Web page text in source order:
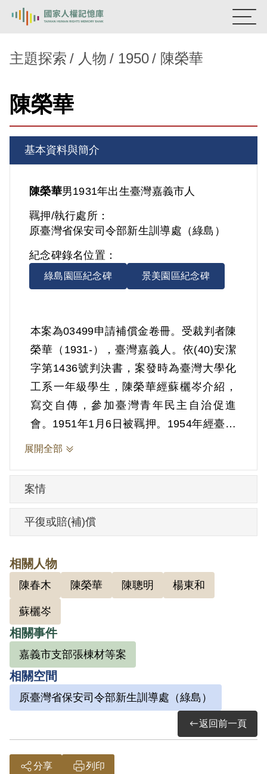
新生訓導處
主題探索
背景知識
關於我們
意見信箱
主題探索 人物 1950 陳榮華
陳榮華
基本資料與簡介
陳榮華男1931年出生臺灣嘉義市人
羈押/執行處所：
原臺灣省保安司令部新生訓導處（綠島）
紀念碑錄名位置：
綠島園區紀念碑 景美園區紀念碑
本案為03499申請補償金卷冊。受裁判者陳
榮華（1931-），臺灣嘉義人。依(40)安潔
字第1436號判決書，案發時為臺灣大學化
工系一年級學生，陳榮華經蘇欐岑介紹，
寫交自傳，參加臺灣青年民主自治促進
會。1951年1月6日被羈押。1954年經臺灣
省保安司令部以《懲治叛亂條例》第5條
1999年6月23日向補償基金會提出，2001
年5月19日經第2屆第7次臨時董事會審核通
過予以補償。補償理由為原判決認定陳榮
案被告金木山之供證為據，惟陳君參加之
「臺灣青年民主自治同盟」性質、目的為
何？原判決均未詳予查證敘明，此外，復
無其他具體佐證，故應認本案非有實據。
展開全部
案情
平復或賠(補)償
相關人物
陳春木 陳榮華 陳聰明 楊東和
蘇欐岑
相關事件
嘉義市支部張棟材等案
相關空間
原臺灣省保安司令部新生訓導處（綠島）
返回前一頁
分享 列印